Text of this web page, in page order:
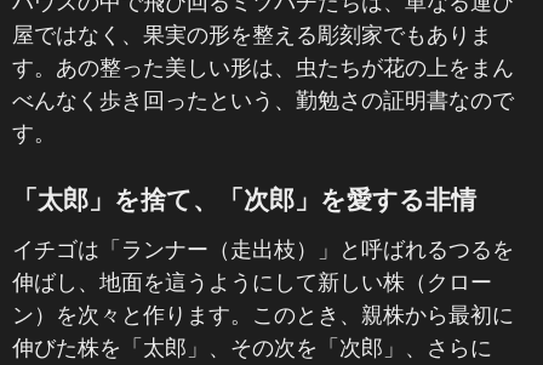
屋ではなく、果実の形を整える彫刻家でもありま
す。あの整った美しい形は、虫たちが花の上をまん
べんなく歩き回ったという、勤勉さの証明書なので
す。
「太郎」を捨て、「次郎」を愛する非情
イチゴは「ランナー（走出枝）」と呼ばれるつるを
伸ばし、地面を這うようにして新しい株（クロー
ン）を次々と作ります。このとき、親株から最初に
伸びた株を「太郎」、その次を「次郎」、さらに